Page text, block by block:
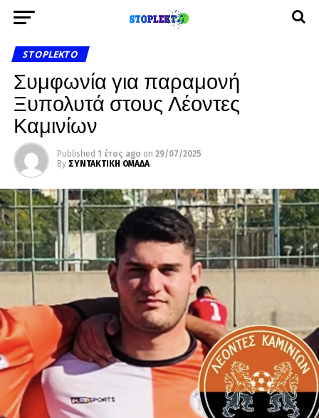
STOPLEKTO
Συμφωνία για παραμονή
Ξυπολυτά στους Λέοντες
Καμινίων
Published 1 έτος ago on 29/07/2025
By ΣΥΝΤΑΚΤΙΚΗ ΟΜΑΔΑ